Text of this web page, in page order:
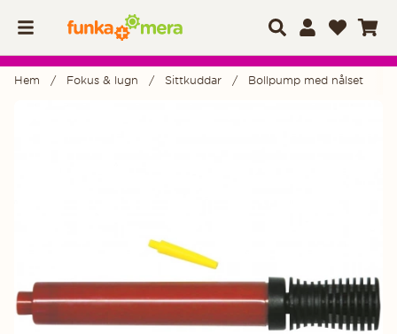
Hem Fokus & lugn Sittkuddar Bollpump med nålset